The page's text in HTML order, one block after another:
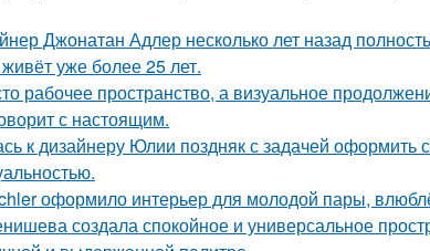
Джонатан Адлер несколько лет назад
уже более 25 лет.
рабочее пространство, а визуальное
с настоящим.
к дизайнеру Юлии поздняк с задачей оформить
оформило интерьер для молодой пары,
создала спокойное и универсальное